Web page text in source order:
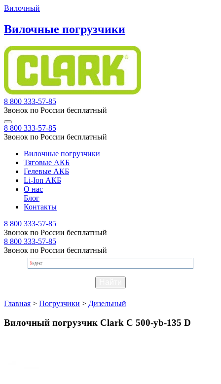
Вилочный
Вилочные погрузчики
8 800 333-57-85
Звонок по России бесплатный
8 800 333-57-85
Звонок по России бесплатный
Вилочные погрузчики
Тяговые АКБ
Гелевые АКБ
Li-Ion АКБ
О нас
Блог
Контакты
8 800 333-57-85
Звонок по России бесплатный
8 800 333-57-85
Звонок по России бесплатный
Главная > Погрузчики > Дизельный
Вилочный погрузчик Clark C 500-yb-135 D